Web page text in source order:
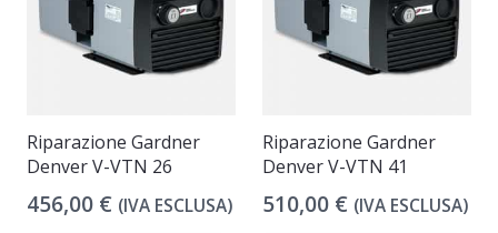
Riparazione Gardner
Denver V-VTN 26
456,00 € (IVA ESCLUSA)
Riparazione Gardner
Denver V-VTN 41
510,00 € (IVA ESCLUSA)